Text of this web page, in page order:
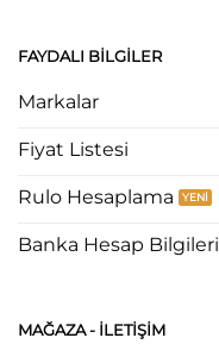
FAYDALI BILGILER
Markalar
Fiyat Listesi
Rulo Hesaplama
Banka Hesap Bilgileri
MAĞAZA - ILETIŞIM